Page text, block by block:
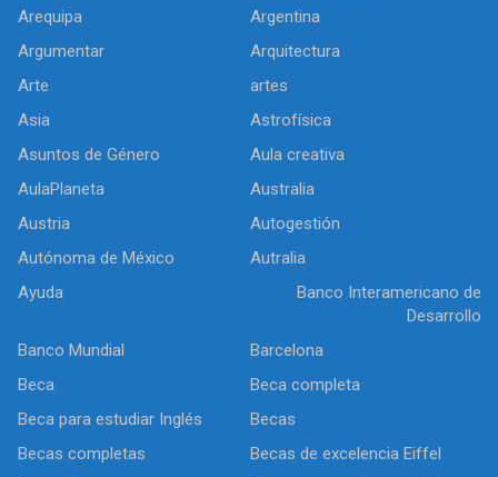
Arequipa
Argentina
Argumentar
Arquitectura
Arte
artes
Asia
Astrofísica
Asuntos de Género
Aula creativa
AulaPlaneta
Australia
Austria
Autogestión
Autónoma de México
Autralia
Ayuda
Banco Interamericano de
Desarrollo
Banco Mundial
Barcelona
Beca
Beca completa
Beca para estudiar Inglés
Becas
Becas completas
Becas de excelencia Eiffel